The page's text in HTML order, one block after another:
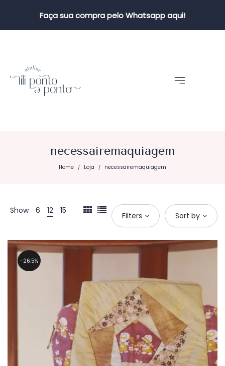
Faça sua compra pelo Whatsapp aqui!
necessairemaquiagem
Home / Loja / necessairemaquiagem
Show 6 12 15
Filters Sort by
26.5%